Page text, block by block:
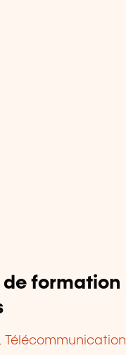
de formation
Télécommunication